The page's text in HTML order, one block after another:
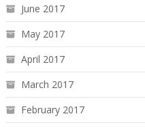
June 2017
May 2017
April 2017
March 2017
February 2017